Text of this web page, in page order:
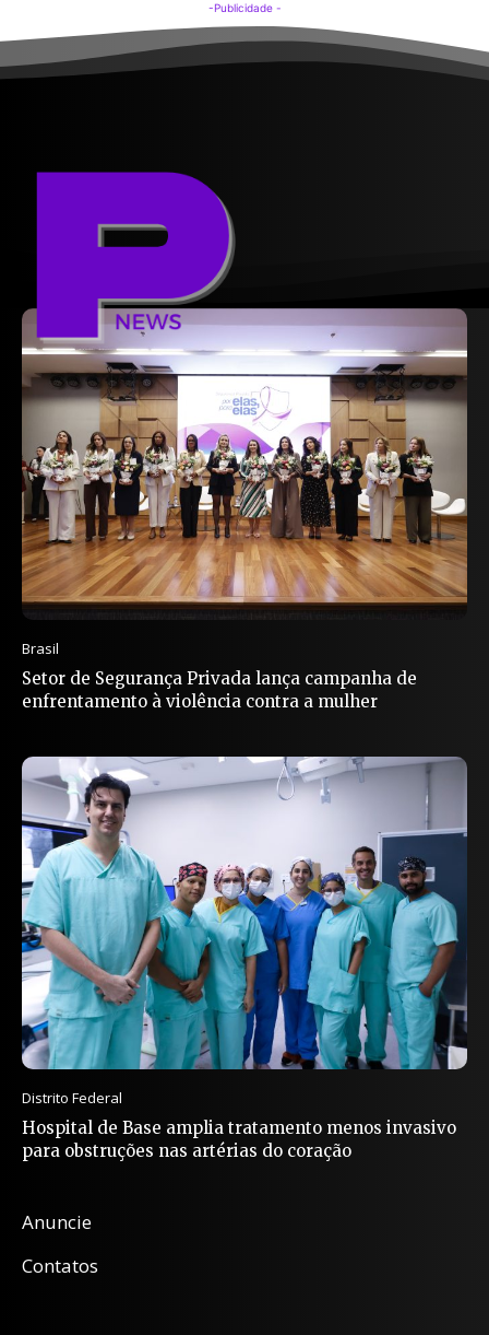
-Publicidade -
Brasil
Setor de Segurança Privada lança campanha de
enfrentamento à violência contra a mulher
Distrito Federal
Hospital de Base amplia tratamento menos invasivo
para obstruções nas artérias do coração
Anuncie
Contatos